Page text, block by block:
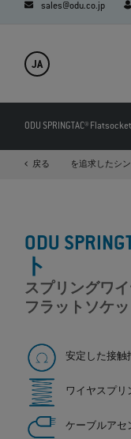
sales@odu.co.jp
JA
ODU SPRINGTAC® Flatsocket
製品を比較する
ダウンロード
Q&A
戻る
高接続安全性を追求したシ
ODU
ト
スプリングワ
フラットソケッ
安定した接触
ワイヤスプリ
ケーブルアセ